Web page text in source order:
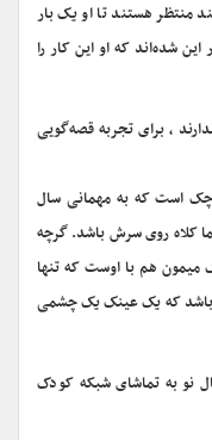
منتظر هستند تا او یک بار
شده‌اند که او این کار را
، برای تجربه قصه‌گویی
است که به مهمانی سال
کلاه روی سرش باشد. گرچه
میمون هم با اوست که تنها
باشد که یک عینک یک چشمی
نو به تماشای شبکه کودک